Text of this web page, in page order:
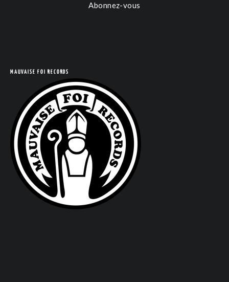
Abonnez-vous
MAUVAISE FOI RECORDS